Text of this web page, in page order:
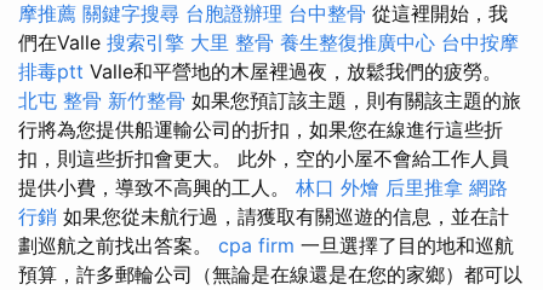
摩推薦 關鍵字搜尋 台胞證辦理 台中整骨 從這裡開始，我
們在Valle 搜索引擎 大里 整骨 養生整復推廣中心 台中按摩
排毒ptt Valle和平營地的木屋裡過夜，放鬆我們的疲勞。
北屯 整骨 新竹整骨 如果您預訂該主題，則有關該主題的旅
行將為您提供船運輸公司的折扣，如果您在線進行這些折
扣，則這些折扣會更大。 此外，空的小屋不會給工作人員
提供小費，導致不高興的工人。 林口 外燴 后里推拿 網路
行銷 如果您從未航行過，請獲取有關巡遊的信息，並在計
劃巡航之前找出答案。 cpa firm 一旦選擇了目的地和巡航
預算，許多郵輪公司（無論是在線還是在您的家鄉）都可以